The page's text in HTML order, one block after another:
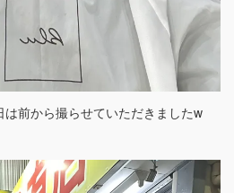
は前から撮らせていただきましたw